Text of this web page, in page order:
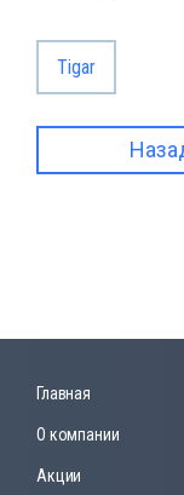
Tigar
Главная
О компании
Акции